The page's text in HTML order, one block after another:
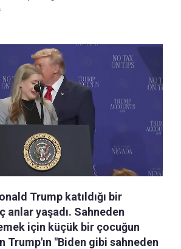
Trump katıldığı bir
yaşadı. Sahneden
için küçük bir çocuğun
Trump'ın "Biden gibi sahneden